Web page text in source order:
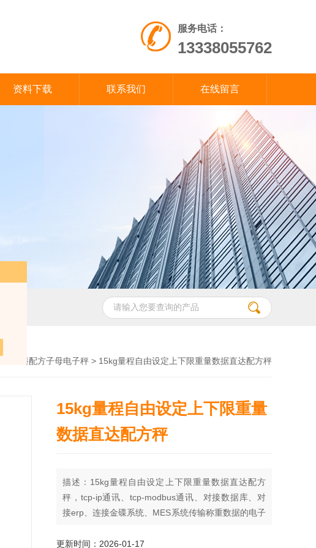
服务电话：
13338055762
资料下载 联系我们 在线留言
配料配方子母电子秤 > 15kg量程自由设定上下限重量数据直达配方秤
15kg量程自由设定上下限重量
数据直达配方秤
描述：15kg量程自由设定上下限重量数据直达配方
秤，tcp-ip通讯、tcp-modbus通讯、对接数据库、对
接erp、连接金碟系统、MES系统传输称重数据的电子
更新时间：2026-01-17